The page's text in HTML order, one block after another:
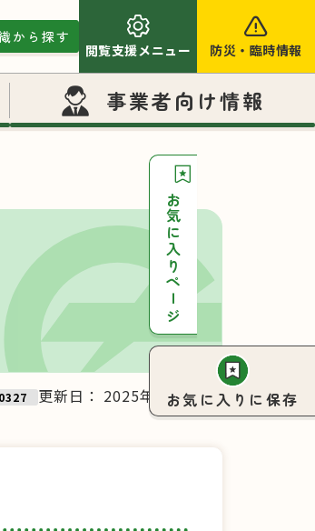
から探す
閲覧支援メニュー 防災 ・ 臨時情報
事業者向け情報
お気に入りページ
お気に入りに保存
更新日： 2025年10月31日